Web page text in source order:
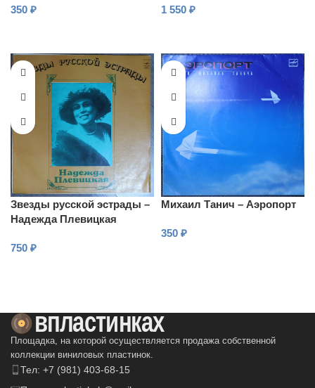
350 ₽
1 550 ₽
Звезды русской эстрады –
Надежда Плевицкая
750 ₽
Михаил Танич – Аэропорт
350 ₽
Площадка, на которой осуществляется продажа собственной
коллекции виниловых пластинок.
Тел: +7 (981) 403-68-15